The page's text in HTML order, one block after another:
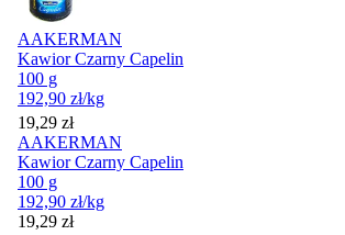
AAKERMAN
Kawior Czarny Capelin
100 g
192,90 zł/kg
Cena
19,29 zł
AAKERMAN
Kawior Czarny Capelin
100 g
192,90 zł/kg
Cena
19,29 zł